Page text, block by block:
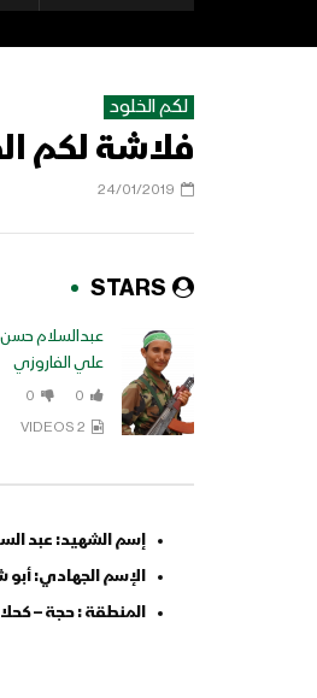
لكم الخلود
فلاشة لكم
24/01/2019
STARS
عبدالسلام حسن
علي الفاروزي
0
0
2 VIDEOS
إسم الشهيد: عبد
الإسم الجهادي: أبو
المنطقة : حجة –